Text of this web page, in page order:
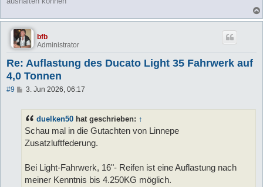
bfb
Administrator
Re: Auflastung des Ducato Light 35 Fahrwerk auf
4,0 Tonnen
#9
B
a
g
3. Jun 2026, 06:17
duelken50 hat geschrieben: ↑
Schau mal in die Gutachten von Linnepe
Zusatzluftfederung.
Bei Light-Fahrwerk, 16"- Reifen ist eine Auflastung nach
meiner Kenntnis bis 4.250KG möglich.